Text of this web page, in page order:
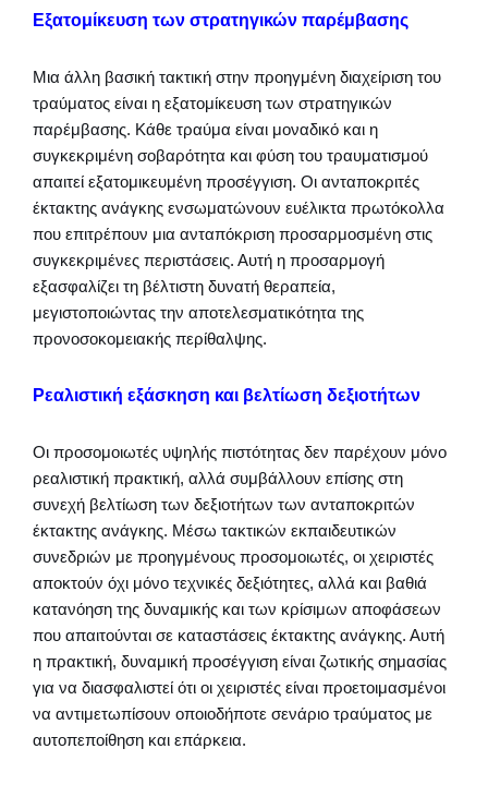
Εξατομίκευση των στρατηγικών παρέμβασης
Μια άλλη βασική τακτική στην προηγμένη διαχείριση του
τραύματος είναι η εξατομίκευση των στρατηγικών
παρέμβασης. Κάθε τραύμα είναι μοναδικό και η
συγκεκριμένη σοβαρότητα και φύση του τραυματισμού
απαιτεί εξατομικευμένη προσέγγιση. Οι ανταποκριτές
έκτακτης ανάγκης ενσωματώνουν ευέλικτα πρωτόκολλα
που επιτρέπουν μια ανταπόκριση προσαρμοσμένη στις
συγκεκριμένες περιστάσεις. Αυτή η προσαρμογή
εξασφαλίζει τη βέλτιστη δυνατή θεραπεία,
μεγιστοποιώντας την αποτελεσματικότητα της
προνοσοκομειακής περίθαλψης.
Ρεαλιστική εξάσκηση και βελτίωση δεξιοτήτων
Οι προσομοιωτές υψηλής πιστότητας δεν παρέχουν μόνο
ρεαλιστική πρακτική, αλλά συμβάλλουν επίσης στη
συνεχή βελτίωση των δεξιοτήτων των ανταποκριτών
έκτακτης ανάγκης. Μέσω τακτικών εκπαιδευτικών
συνεδριών με προηγμένους προσομοιωτές, οι χειριστές
αποκτούν όχι μόνο τεχνικές δεξιότητες, αλλά και βαθιά
κατανόηση της δυναμικής και των κρίσιμων αποφάσεων
που απαιτούνται σε καταστάσεις έκτακτης ανάγκης. Αυτή
η πρακτική, δυναμική προσέγγιση είναι ζωτικής σημασίας
για να διασφαλιστεί ότι οι χειριστές είναι προετοιμασμένοι
να αντιμετωπίσουν οποιοδήποτε σενάριο τραύματος με
αυτοπεποίθηση και επάρκεια.